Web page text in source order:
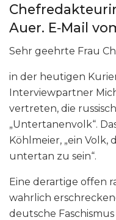
Auer. E‑Mail
Sehr geehrte Frau
in der heutigen
Interviewpartner
vertreten, die
„Untertanenvolk“.
Köhlmeier, „ein
untertan zu sein“.
Eine derartige offen
wahrlich
deutsche